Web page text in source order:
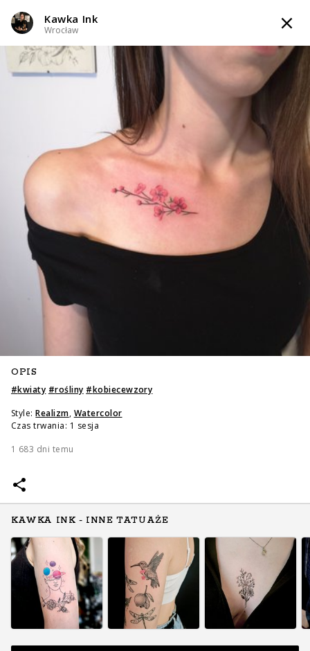
Kawka Ink
Wrocław
Dotwork / Line work / Fineline / Outline / Minimalizm /
Realizm / Watercolor
WIADOMOŚĆ
TATUAŻE TATTOO LIFE INFO
Kawka Ink
Wrocław
OPIS
#kwiaty #rośliny #kobiecewzory
Style: Realizm, Watercolor
Czas trwania: 1 sesja
1 683 dni temu
KAWKA INK - INNE TATUAŻE